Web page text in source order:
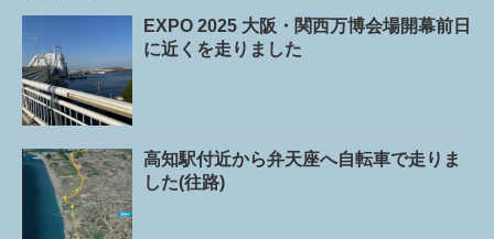
EXPO 2025 大阪・関西万博会場開幕前日
に近くを走りました
高知駅付近から弁天座へ自転車で走りま
した(往路)